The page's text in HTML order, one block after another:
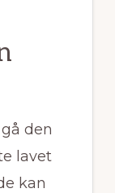
den
lavet
kan